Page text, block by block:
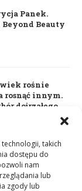
takich
dostępu do
nam
lub
zgody lub
Panek.
Beauty
rośnie
rosnąć innym.
dojrzałego
Cię